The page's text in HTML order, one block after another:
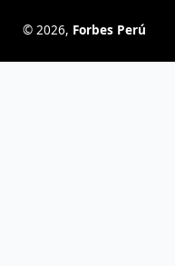
© 2026, Forbes Perú